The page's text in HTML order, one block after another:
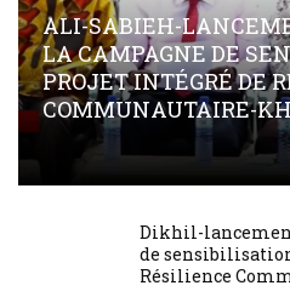
ALI-SABIEH-
LA CAMPAGNE DE
PROJET INTÉGRÉ DE
COMMUNAUTAIRE-
Dikhil-
de
Résilience